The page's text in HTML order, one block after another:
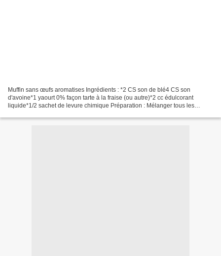
Muffin sans œufs aromatises Ingrédients : *2 CS son de blé4 CS son
d'avoine*1 yaourt 0% façon tarte à la fraise (ou autre)*2 cc édulcorant
liquide*1/2 sachet de levure chimique Préparation : Mélanger tous les